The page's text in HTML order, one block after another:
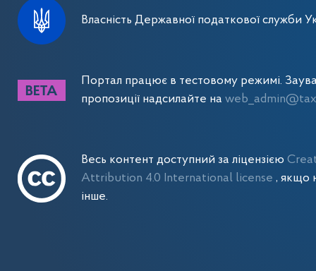
Власність Державної податкової служби
Портал працює в тестовому режимі.
пропозиції надсилайте на
Весь контент доступний за ліцензією
Attribution 4.0 International license , якщо
інше.